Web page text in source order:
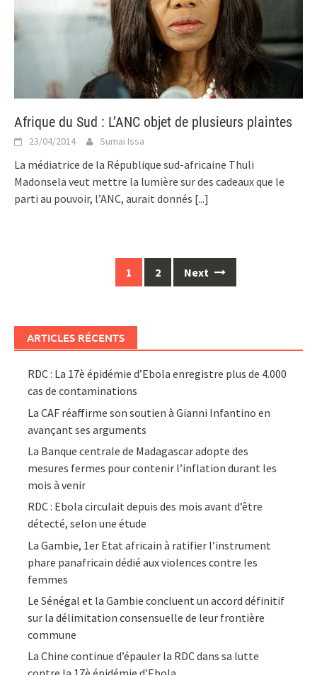
Afrique du Sud : L’ANC objet de plusieurs plaintes
23/04/2014 Sumai Issa
La médiatrice de la République sud-africaine Thuli
Madonsela veut mettre la lumière sur des cadeaux que le
parti au pouvoir, l’ANC, aurait donnés [...]
1 2 Next
ARTICLES RÉCENTS
RDC : La 17è épidémie d’Ebola enregistre plus de 4.000
cas de contaminations
La CAF réaffirme son soutien à Gianni Infantino en
avançant ses arguments
La Banque centrale de Madagascar adopte des
mesures fermes pour contenir l’inflation durant les
mois à venir
RDC : Ebola circulait depuis des mois avant d’être
détecté, selon une étude
La Gambie, 1er Etat africain à ratifier l’instrument
phare panafricain dédié aux violences contre les
femmes
Le Sénégal et la Gambie concluent un accord définitif
sur la délimitation consensuelle de leur frontière
commune
La Chine continue d’épauler la RDC dans sa lutte